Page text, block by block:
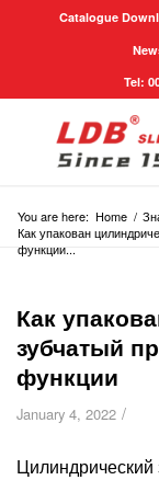
Catalogue
Tel:
You are here: Home /
Как упакован
функции...
Как
зубчатый
функции
January 4, 2022 /
Цилиндрический